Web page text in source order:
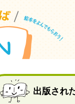
出版され